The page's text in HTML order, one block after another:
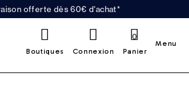
offerte dès 60€ d'achat*
Boutiques Connexion Panier
0
Menu